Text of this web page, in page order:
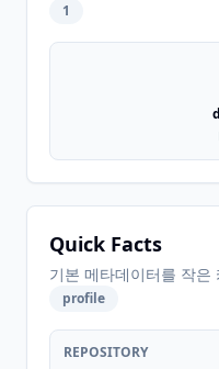
1
Quick Facts
기본 메타데이터를 작은
profile
REPOSITORY